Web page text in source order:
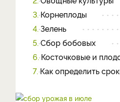
3. Корнеплоды
4. Зелень
5. Сбор бобовых
6. Косточковые и
7. Как определить